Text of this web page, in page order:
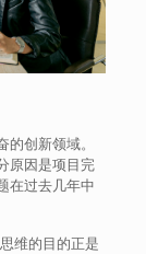
创新领域。
原因是项目完
在过去几年中
维的目的正是